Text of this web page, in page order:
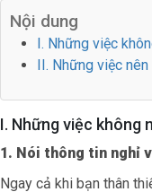
Nội dung
I. Những việc
II. Những việc nên
I. Những việc không
1. Nói thông tin nghỉ
Ngay cả khi bạn thân